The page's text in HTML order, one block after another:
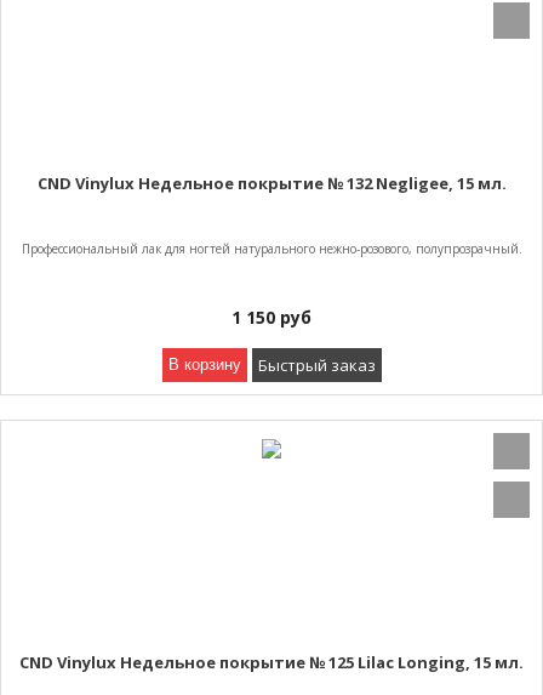
CND Vinylux Недельное покрытие № 132 Negligee, 15 мл.
Профессиональный лак для ногтей натурального нежно-розового, полупрозрачный.
1 150 руб
В корзину Быстрый заказ
CND Vinylux Недельное покрытие № 125 Lilac Longing, 15 мл.